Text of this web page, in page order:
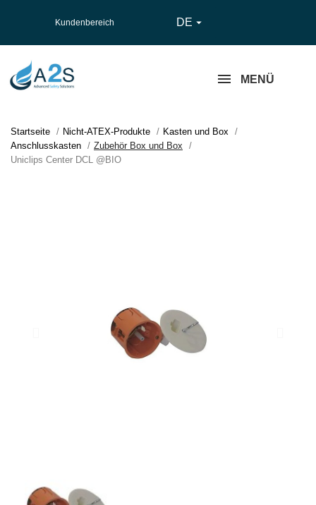
Kundenbereich DE 
MENÜ
Startseite Nicht-ATEX-Produkte
Kasten und Box
Anschlusskasten
Zubehör Box und Box
Uniclips Center DCL @BIO